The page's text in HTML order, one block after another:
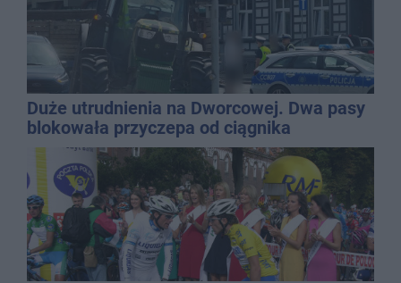
Duże utrudnienia na Dworcowej. Dwa pasy
blokowała przyczepa od ciągnika